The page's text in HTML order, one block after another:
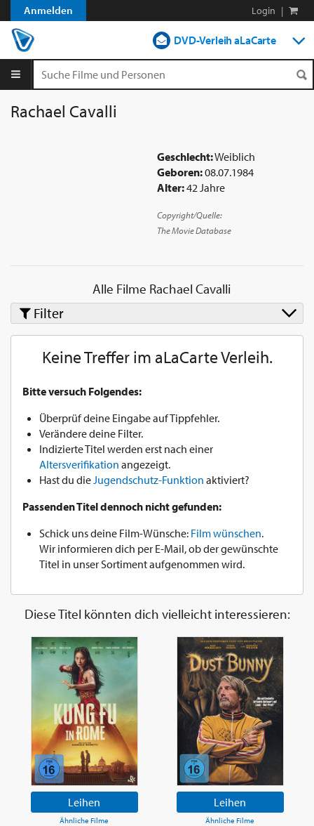
Anmelden Login |
DVD-Verleih aLaCarte
Geschlecht:Weiblich
Geboren:08.07.1984
Alter:42 Jahre
Copyright/Quelle:
The Movie Database
Rachael Cavalli
Alle Filme Rachael Cavalli
Keine Treffer im aLaCarte Verleih.
Bitte versuch Folgendes:
Überprüf deine Eingabe auf Tippfehler.
Verändere deine Filter.
Indizierte Titel werden erst nach einer
Altersverifikation angezeigt.
Hast du dieJugendschutz-Funktion aktiviert?
Passenden Titel dennoch nicht gefunden:
Schick uns deine Film-Wünsche: Film wünschen.
Wir informieren dich per E-Mail, ob der gewünschte
Titel in unser Sortiment aufgenommen wird.
Diese Titel könnten dich vielleicht interessieren:
Leihen
Ähnliche Filme
Leihen
Ähnliche Filme
Filter